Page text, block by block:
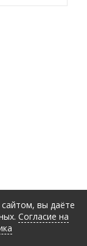
вы даёте
Согласие на